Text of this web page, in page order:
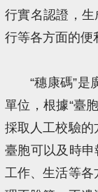
行實名認證，生
行等各方面的便
“穗康碼”是
單位，根據“臺
採取人工校驗的
臺胞可以及時申
工作、生活等